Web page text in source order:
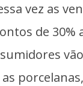
vez as
de 30%